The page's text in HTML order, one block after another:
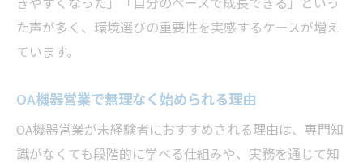
た声が多く、環境選びの重要性を実感するケースが増え
ています。
OA機器営業で無理なく始められる理由
OA機器営業が未経験者におすすめされる理由は、専門知
識がなくても段階的に学べる仕組みや、実務を通じて知